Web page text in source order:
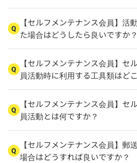
Q
【セルフメンテナンス会員】活
た場合はどうしたら良いですか？
Q
【セルフメンテナンス会員】セ
員活動時に利用する工具類はど
Q
【セルフメンテナンス会員】セ
員活動とは何ですか？
Q
【セルフメンテナンス会員】郵
場合はどうすれば良いですか？